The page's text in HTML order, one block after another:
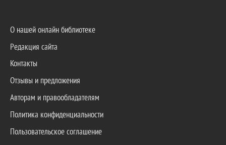
О нашей онлайн библиотеке
Редакция сайта
Контакты
Отзывы и предложения
Авторам и правообладателям
Политика конфиденциальности
Пользовательское соглашение